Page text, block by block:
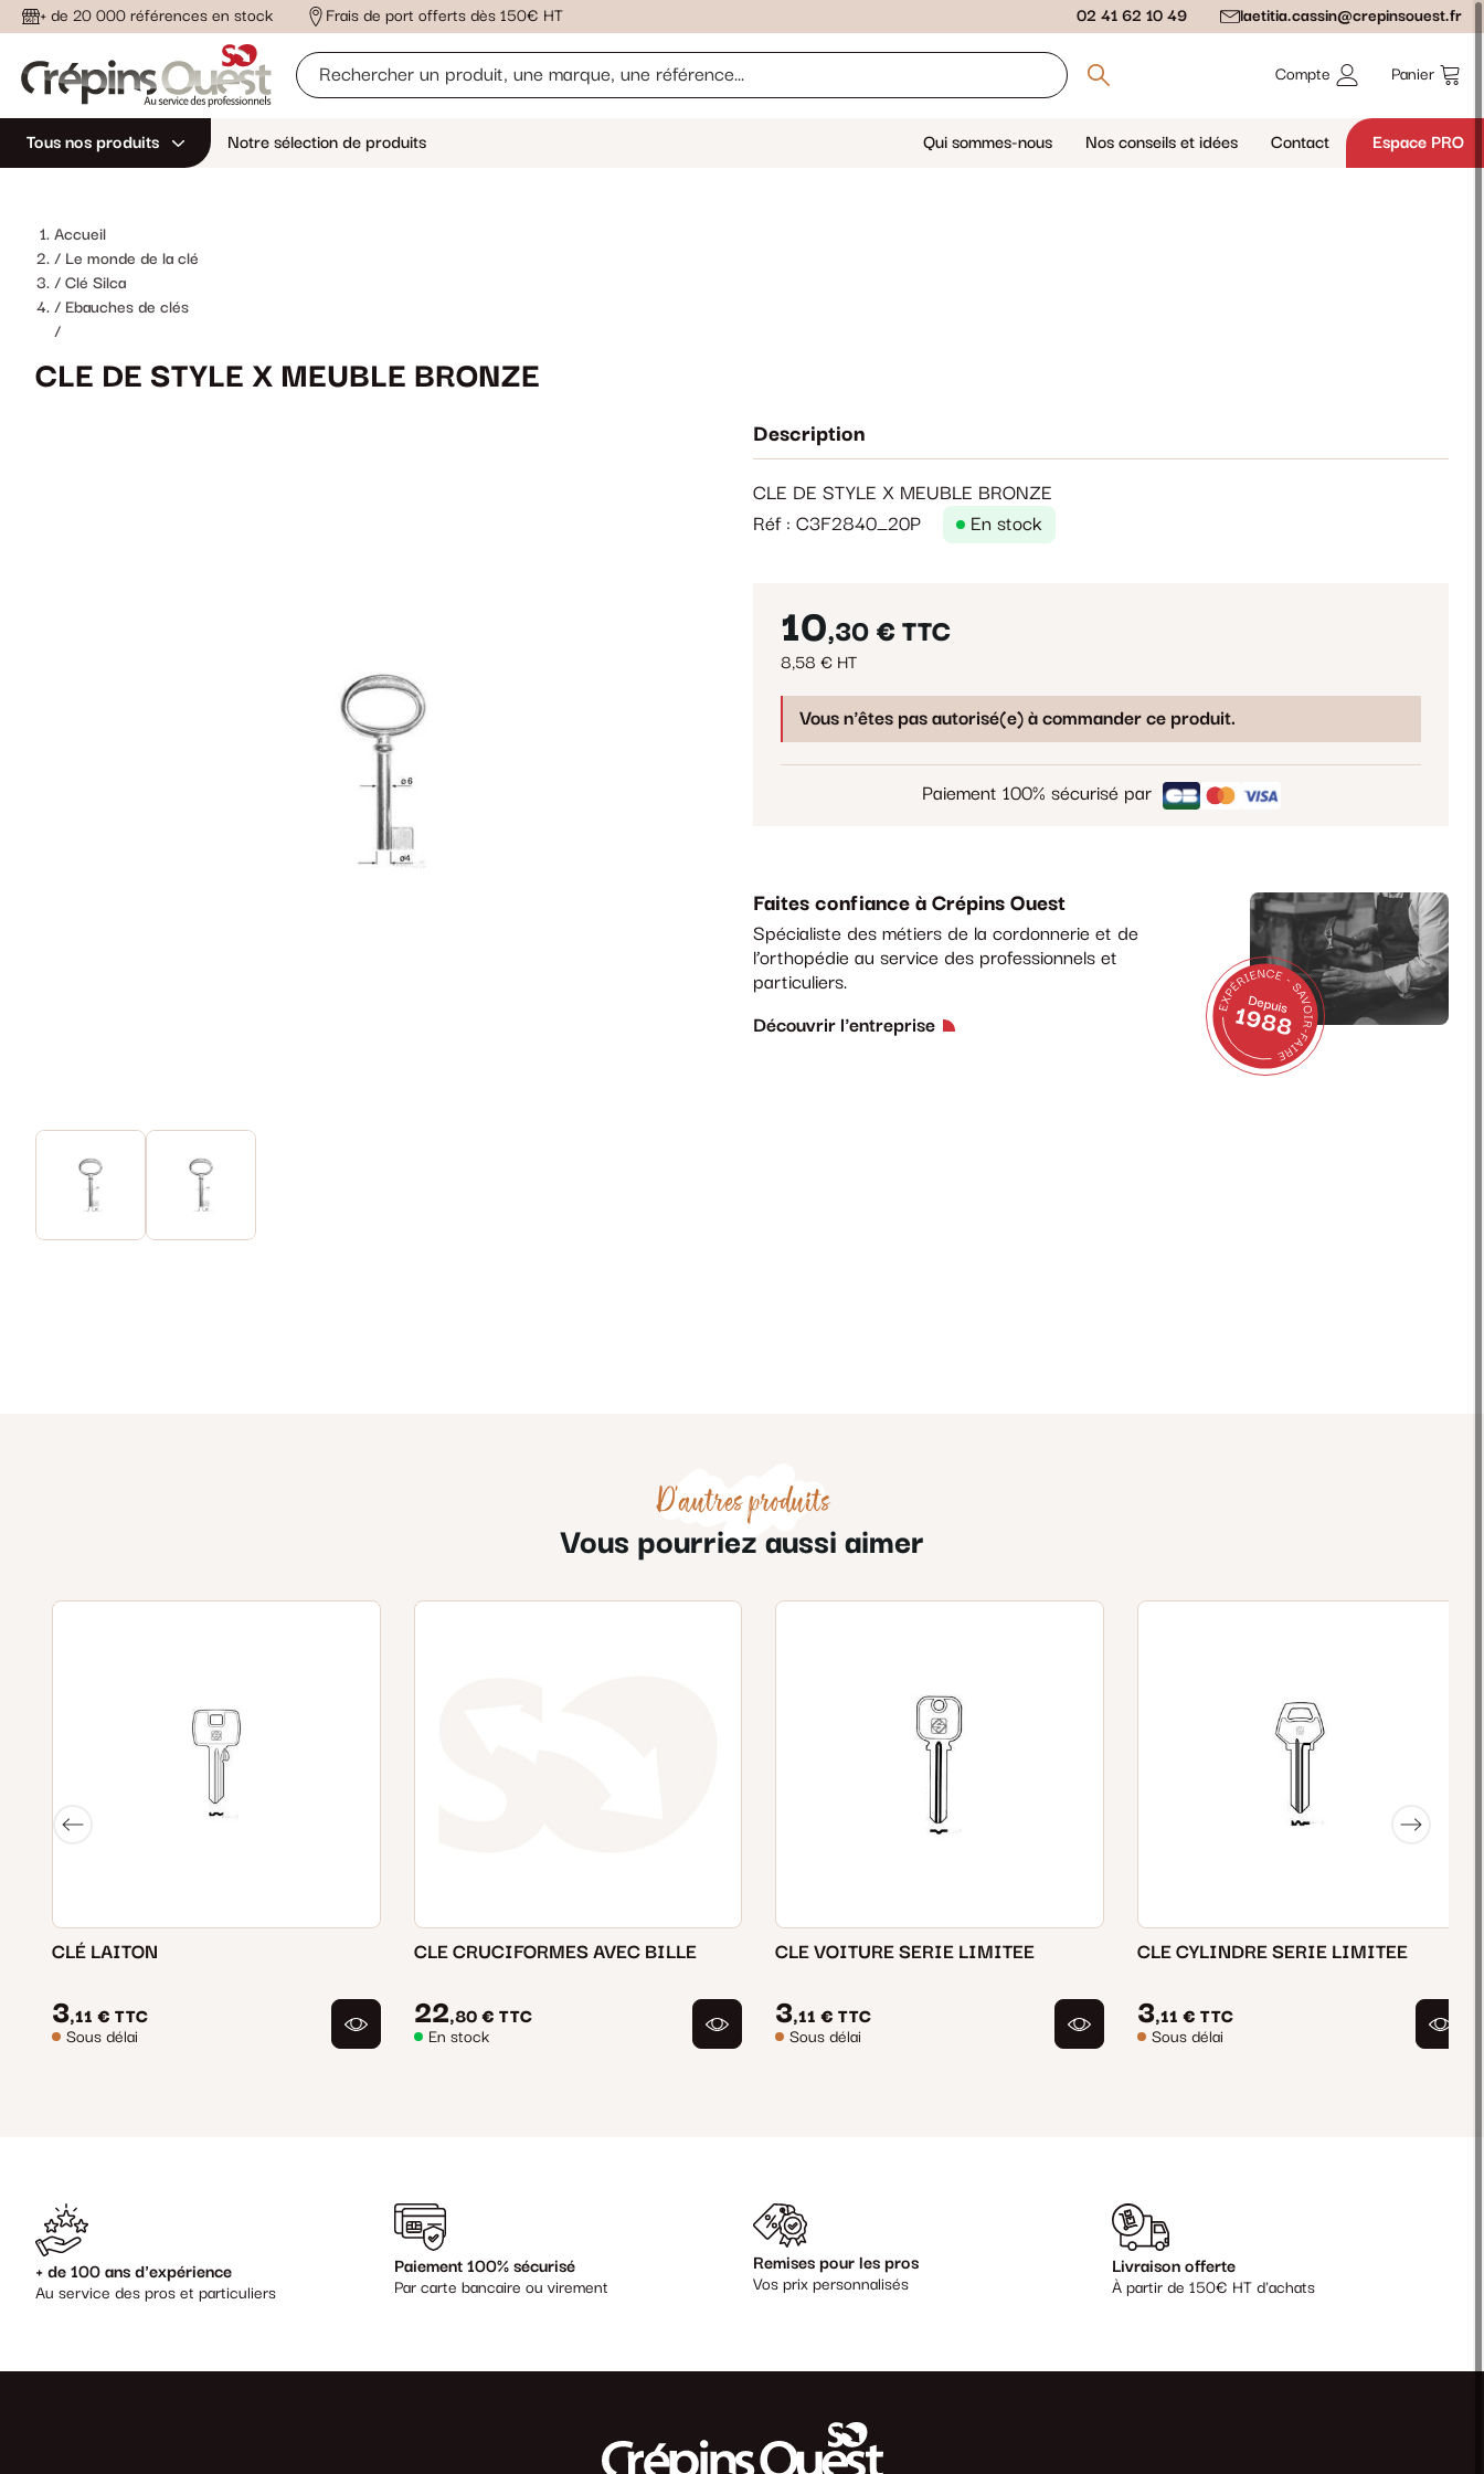
+ de 20 000 références en stock Frais de port offerts dès 150€ HT 02 41 62 10 49 laetitia.cassin@crepinsouest.fr
Compte Panier
Tous nos produits Notre sélection de produits Qui sommes-nous Nos conseils et idées Contact Espace PRO
Accueil
Le monde de la clé
Clé Silca
Ebauches de clés
/
CLE DE STYLE X MEUBLE BRONZE
Description
CLE DE STYLE X MEUBLE BRONZE
Réf : C3F2840_20P
En stock
10,30 € TTC
8,58 € HT
Vous n'êtes pas autorisé(e) à commander ce produit.
Paiement 100% sécurisé par
Faites confiance à Crépins Ouest
Spécialiste des métiers de la cordonnerie et de
l’orthopédie au service des professionnels et
particuliers.
Découvrir l'entreprise
D'autres produits
Vous pourriez aussi aimer
CLÉ LAITON
3,11 € TTC
Sous délai
CLE CRUCIFORMES AVEC BILLE
22,80 € TTC
En stock
CLE VOITURE SERIE LIMITEE
3,11 € TTC
Sous délai
CLE CYLINDRE SERIE LIMITEE
3,11 € TTC
Sous délai
+ de 100 ans d'expérience
Au service des pros et particuliers
Paiement 100% sécurisé
Par carte bancaire ou virement
Remises pour les pros
Vos prix personnalisés
Livraison offerte
À partir de 150€ HT d'achats